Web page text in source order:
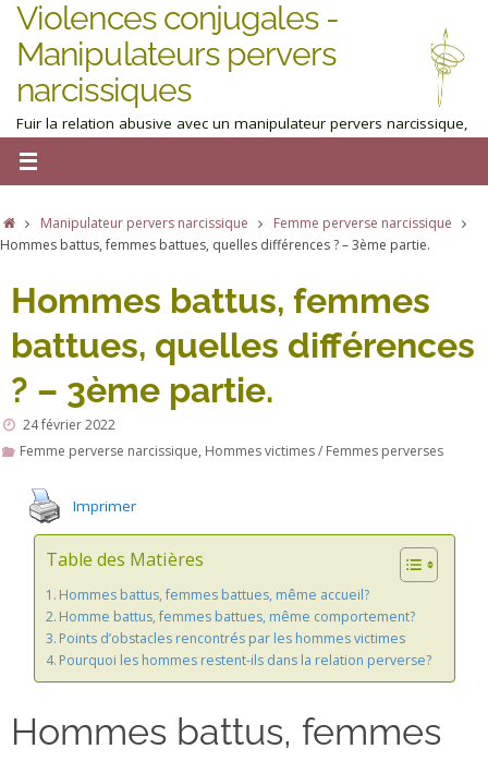
Violences conjugales -
Manipulateurs pervers
narcissiques
Fuir la relation abusive avec un manipulateur pervers narcissique,
Manipulateur pervers narcissique
Femme perverse narcissique
Hommes battus, femmes battues, quelles différences ? – 3ème partie.
Hommes battus, femmes
battues, quelles différences
? – 3ème partie.
24 février 2022
Femme perverse narcissique, Hommes victimes / Femmes perverses
Imprimer
Table des Matières
Hommes battus, femmes battues, même accueil?
Homme battus, femmes battues, même comportement?
Points d’obstacles rencontrés par les hommes victimes
Pourquoi les hommes restent-ils dans la relation perverse?
Hommes battus, femmes